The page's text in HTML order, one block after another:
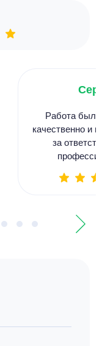
Работа
качественно и
за